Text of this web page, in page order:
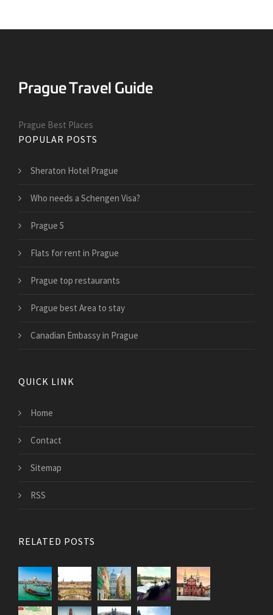
Prague Best Places
POPULAR POSTS
Sheraton Hotel Prague
Who needs a Schengen Visa?
Prague 5
Flats for rent in Prague
Prague top restaurants
Prague best Area to stay
Canadian Embassy in Prague
QUICK LINK
Home
Contact
Sitemap
RSS
RELATED POSTS